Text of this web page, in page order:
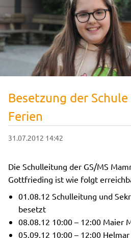
Besetzung der
Ferien
31.07.2012 14:42
Die Schulleitung der GS/MS
Gottfrieding ist wie folgt
01.08.12 Schulleitung und
besetzt
08.08.12 10:00 – 12:00 Maier
05.09.12 10:00 – 12:00